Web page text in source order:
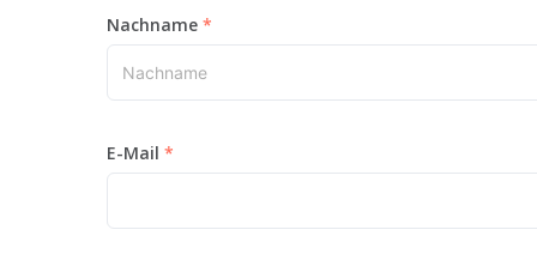
Nachname
E-Mail